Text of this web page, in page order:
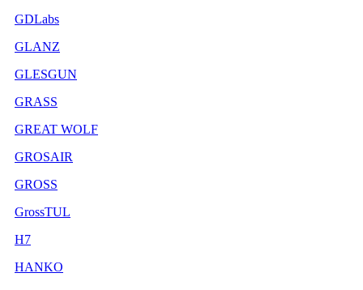
GDLabs
GLANZ
GLESGUN
GRASS
GREAT WOLF
GROSAIR
GROSS
GrossTUL
H7
HANKO